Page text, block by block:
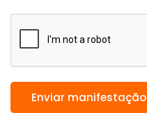
Enviar manifestação